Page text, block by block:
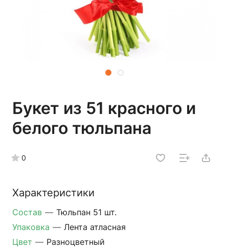
Букет из 51 красного и
белого тюльпана
0
Характеристики
Состав — Тюльпан 51 шт.
Упаковка — Лента атласная
Цвет — Разноцветный